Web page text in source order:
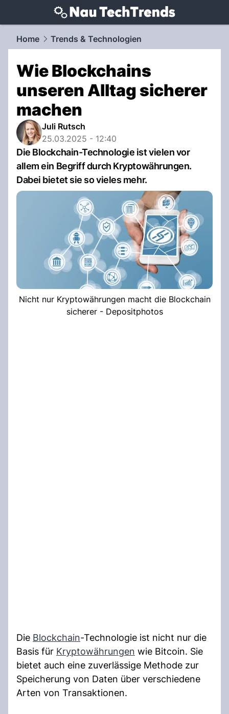
techtrends.NAU.ch
Home Trends & Technologien
Wie Blockchains
unseren Alltag sicherer
machen
Juli Rutsch
25.03.2025 - 12:40
Die Blockchain-Technologie ist vielen vor
allem ein Begriff durch Kryptowährungen.
Dabei bietet sie so vieles mehr.
Nicht nur Kryptowährungen macht die Blockchain
sicherer - Depositphotos
Die Blockchain-Technologie ist nicht nur die
Basis für Kryptowährungen wie Bitcoin. Sie
bietet auch eine zuverlässige Methode zur
Speicherung von Daten über verschiedene
Arten von Transaktionen.